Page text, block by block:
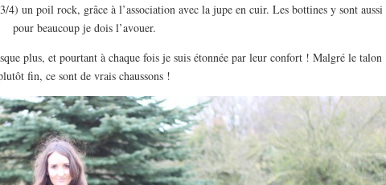
4) un poil rock, grâce à l’association avec la jupe en cuir. Les bottines y sont aussi
pour beaucoup je dois l’avouer.
plus, et pourtant à chaque fois je suis étonnée par leur confort ! Malgré le talon
fin, ce sont de vrais chaussons !